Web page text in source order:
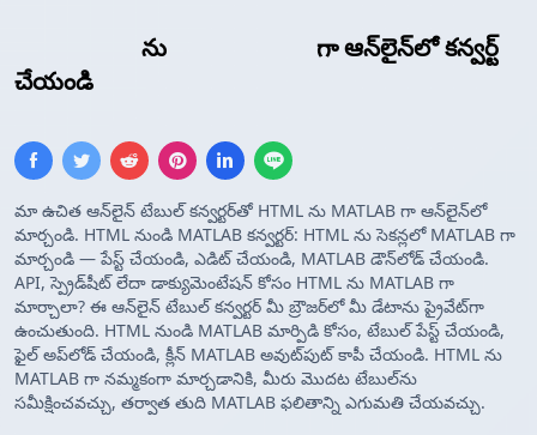
ను
గా ఆన్‌లైన్‌లో కన్వర్ట్
చేయండి
మా ఉచిత ఆన్‌లైన్ టేబుల్ కన్వర్టర్‌తో HTML ను MATLAB గా ఆన్‌లైన్‌లో
మార్చండి. HTML నుండి MATLAB కన్వర్టర్: HTML ను సెకన్లలో MATLAB గా
మార్చండి — పేస్ట్ చేయండి, ఎడిట్ చేయండి, MATLAB డౌన్‌లోడ్ చేయండి.
API, స్ప్రెడ్‌షీట్ లేదా డాక్యుమెంటేషన్ కోసం HTML ను MATLAB గా
మార్చాలా? ఈ ఆన్‌లైన్ టేబుల్ కన్వర్టర్ మీ బ్రౌజర్‌లో మీ డేటాను ప్రైవేట్‌గా
ఉంచుతుంది. HTML నుండి MATLAB మార్పిడి కోసం, టేబుల్ పేస్ట్ చేయండి,
ఫైల్ అప్‌లోడ్ చేయండి, క్లీన్ MATLAB అవుట్‌పుట్ కాపీ చేయండి. HTML ను
MATLAB గా నమ్మకంగా మార్చడానికి, మీరు మొదట టేబుల్‌ను
సమీక్షించవచ్చు, తర్వాత తుది MATLAB ఫలితాన్ని ఎగుమతి చేయవచ్చు.